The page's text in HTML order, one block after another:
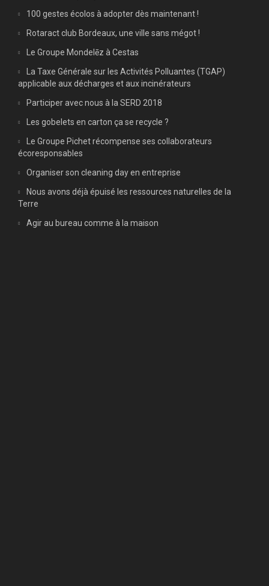
100 gestes écolos à adopter dès maintenant !
Rotaract club Bordeaux, une ville sans mégot !
Le Groupe Mondelēz à Cestas
La Taxe Générale sur les Activités Polluantes (TGAP)
applicable aux décharges et aux incinérateurs
Participer avec nous à la SERD 2018
Les gobelets en carton ça se recycle ?
Le Groupe Pichet récompense ses collaborateurs
écoresponsables
Organiser son cleaning day en entreprise
Nous avons déjà épuisé les ressources naturelles de la
Terre
Agir au bureau comme à la maison